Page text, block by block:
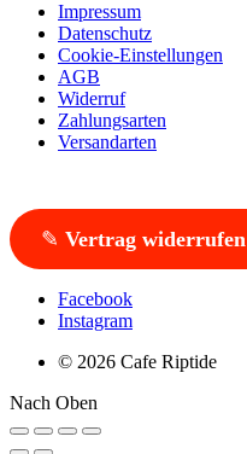
Impressum
Datenschutz
Cookie-Einstellungen
AGB
Widerruf
Zahlungsarten
Versandarten
✎ Vertrag widerrufen
Facebook
Instagram
© 2026 Cafe Riptide
Nach Oben